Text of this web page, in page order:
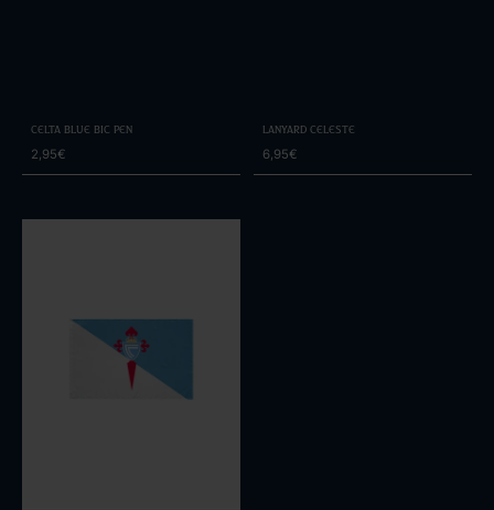
Celta Blue Bic Pen
2,95€
Lanyard Celeste
6,95€